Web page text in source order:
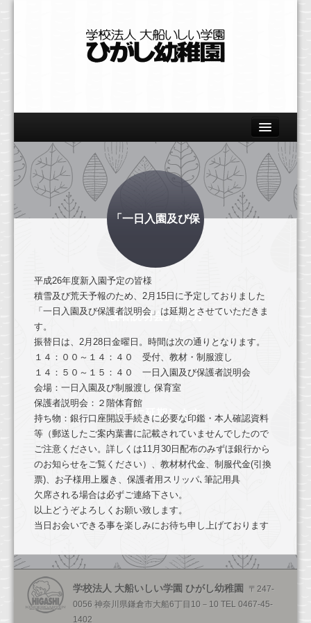
Home
園の概要
教育の特色
自然
幼稚園のご案内
園の一日
年間行事
健康・安全・設備
食育
預かり保育
入園のご案内
2026年度園児募集要項
入園前のお子様向けプログラム
お問い合わせ
求人情報
「一日入園及び保
護者説明会」は2月
28日に延期します
平成26年度新入園予定の皆様
積雪及び荒天予報のため、2月15日に予定しており ました
「一日入園及び保護者説明会」は延期とさせていただきま
す 。
振替日は、2月28日金曜日。時間は次の通りとなります。
１４：００～１４：４０ 受付、教材・制服渡し
１４：５０～１５：４０ 一日入園及び保護者説明会
会場：一日入園及び制服渡し 保育室
保護者説明会：２階体育館
持ち物：銀行口座開設手続きに必要な印鑑・本人確認資料
等（郵送したご案内葉書に記載されていませんでしたので
ご注意ください。詳しく は11月30日配布のみずほ銀行から
のお知らせをご覧ください）
、教材材代金、制服代金(引換
票)、お子様用上履き、保護者用ス リッパ､筆記用具
欠席される場合は必ずご連絡下さい。
以上どうぞよろしくお願い致します。
当日お会いできる事を楽しみにお待ち申し上げております
学校法人 大船いしい学園 ひがし幼稚園
〒247-
0056 神奈川県鎌倉市大船6丁目10－10 TEL 0467-45-
1402